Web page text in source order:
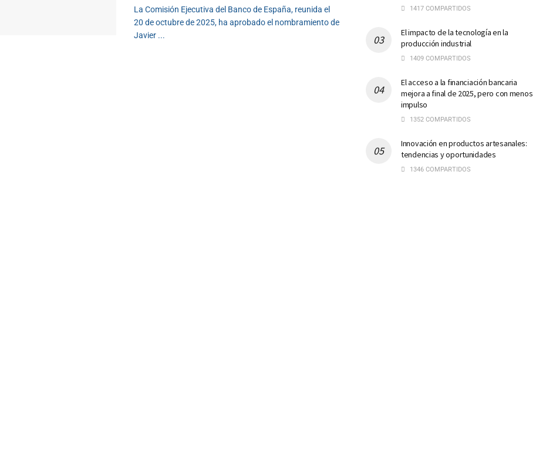
La Comisión Ejecutiva del Banco de España, reunida el
20 de octubre de 2025, ha aprobado el nombramiento de
Javier ...
1417 COMPARTIDOS
El impacto de la tecnología en la
producción industrial
1409 COMPARTIDOS
El acceso a la financiación bancaria
mejora a final de 2025, pero con menos
impulso
1352 COMPARTIDOS
Innovación en productos artesanales:
tendencias y oportunidades
1346 COMPARTIDOS